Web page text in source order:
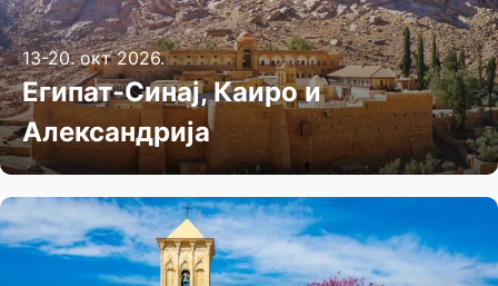
13-20. окт 2026.
Египат-Синај, Каиро и
Александрија